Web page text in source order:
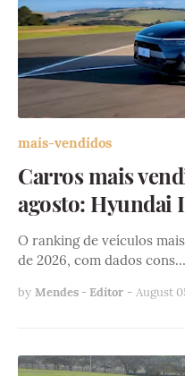
mais-vendidos
Carros mais
agosto: Hyundai
O ranking de veículos
de 2026, com dados cons…
by Mendes - Editor - August